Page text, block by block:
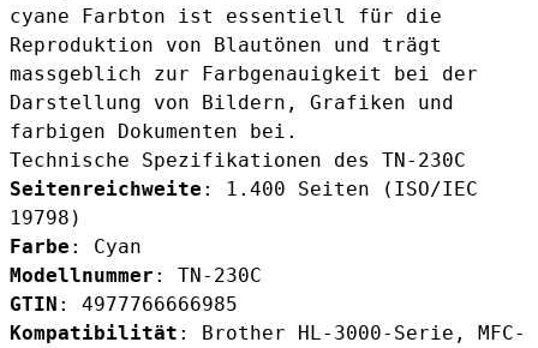
cyane Farbton ist essentiell für die
Reproduktion von Blautönen und trägt
massgeblich zur Farbgenauigkeit bei der
Darstellung von Bildern, Grafiken und
farbigen Dokumenten bei.
Technische Spezifikationen des TN-230C
Seitenreichweite : 1.400 Seiten (ISO/IEC
19798)
Farbe : Cyan
Modellnummer : TN-230C
GTIN : 4977766666985
Kompatibilität : Brother HL-3000-Serie, MFC-